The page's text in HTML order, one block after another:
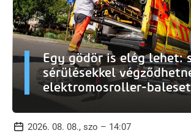
Egy gödör is elég lehet:
sérülésekkel
elektromosroller-
2026. 08. 08., szo – 14:07